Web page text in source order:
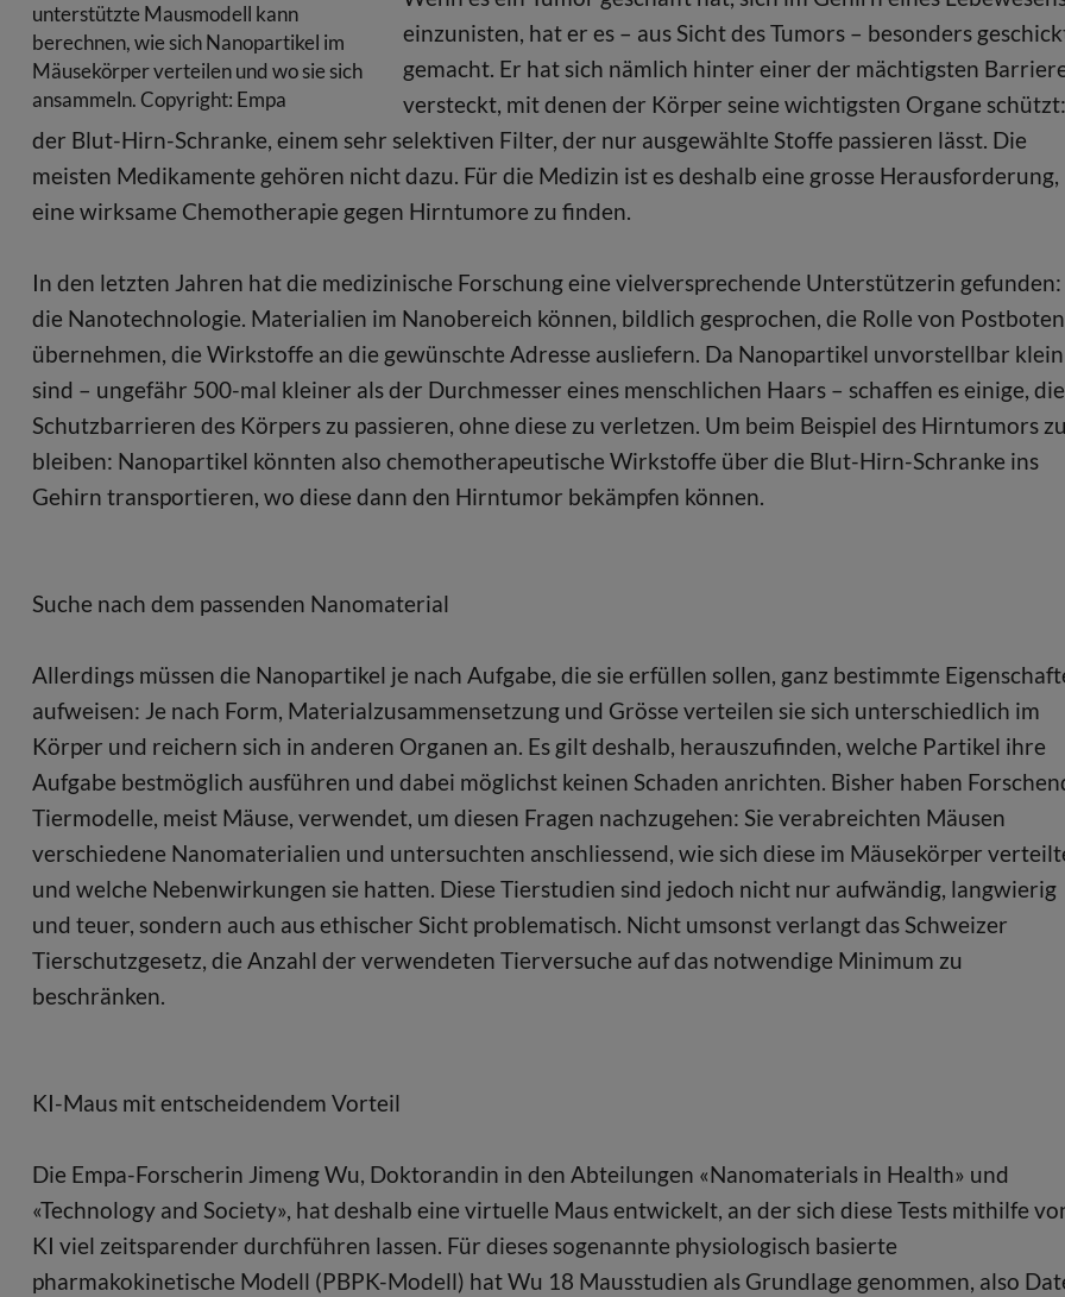
unterstützte Mausmodell kann
berechnen, wie sich Nanopartikel im
Mäusekörper verteilen und wo sie sich
ansammeln. Copyright: Empa
einzunisten, hat er es – aus Sicht des Tumors – besonders
gemacht. Er hat sich nämlich hinter einer der mächtigsten
versteckt, mit denen der Körper seine wichtigsten Organe
der Blut-Hirn-Schranke, einem sehr selektiven Filter, der nur ausgewählte Stoffe passieren lässt. Die
meisten Medikamente gehören nicht dazu. Für die Medizin ist es deshalb eine grosse Herausforderung,
eine wirksame Chemotherapie gegen Hirntumore zu finden.
In den letzten Jahren hat die medizinische Forschung eine vielversprechende Unterstützerin gefunden:
die Nanotechnologie. Materialien im Nanobereich können, bildlich gesprochen, die Rolle von Postboten
übernehmen, die Wirkstoffe an die gewünschte Adresse ausliefern. Da Nanopartikel unvorstellbar klein
sind – ungefähr 500-mal kleiner als der Durchmesser eines menschlichen Haars – schaffen es einige, die
Schutzbarrieren des Körpers zu passieren, ohne diese zu verletzen. Um beim Beispiel des Hirntumors
bleiben: Nanopartikel könnten also chemotherapeutische Wirkstoffe über die Blut-Hirn-Schranke ins
Gehirn transportieren, wo diese dann den Hirntumor bekämpfen können.
Suche nach dem passenden Nanomaterial
Allerdings müssen die Nanopartikel je nach Aufgabe, die sie erfüllen sollen, ganz bestimmte
aufweisen: Je nach Form, Materialzusammensetzung und Grösse verteilen sie sich unterschiedlich im
Körper und reichern sich in anderen Organen an. Es gilt deshalb, herauszufinden, welche Partikel ihre
Aufgabe bestmöglich ausführen und dabei möglichst keinen Schaden anrichten. Bisher haben
Tiermodelle, meist Mäuse, verwendet, um diesen Fragen nachzugehen: Sie verabreichten Mäusen
verschiedene Nanomaterialien und untersuchten anschliessend, wie sich diese im Mäusekörper
und welche Nebenwirkungen sie hatten. Diese Tierstudien sind jedoch nicht nur aufwändig, langwierig
und teuer, sondern auch aus ethischer Sicht problematisch. Nicht umsonst verlangt das Schweizer
Tierschutzgesetz, die Anzahl der verwendeten Tierversuche auf das notwendige Minimum zu
beschränken.
KI-Maus mit entscheidendem Vorteil
Die Empa-Forscherin Jimeng Wu, Doktorandin in den Abteilungen «Nanomaterials in Health» und
«Technology and Society», hat deshalb eine virtuelle Maus entwickelt, an der sich diese Tests mithilfe
KI viel zeitsparender durchführen lassen. Für dieses sogenannte physiologisch basierte
pharmakokinetische Modell (PBPK-Modell) hat Wu 18 Mausstudien als Grundlage genommen, also